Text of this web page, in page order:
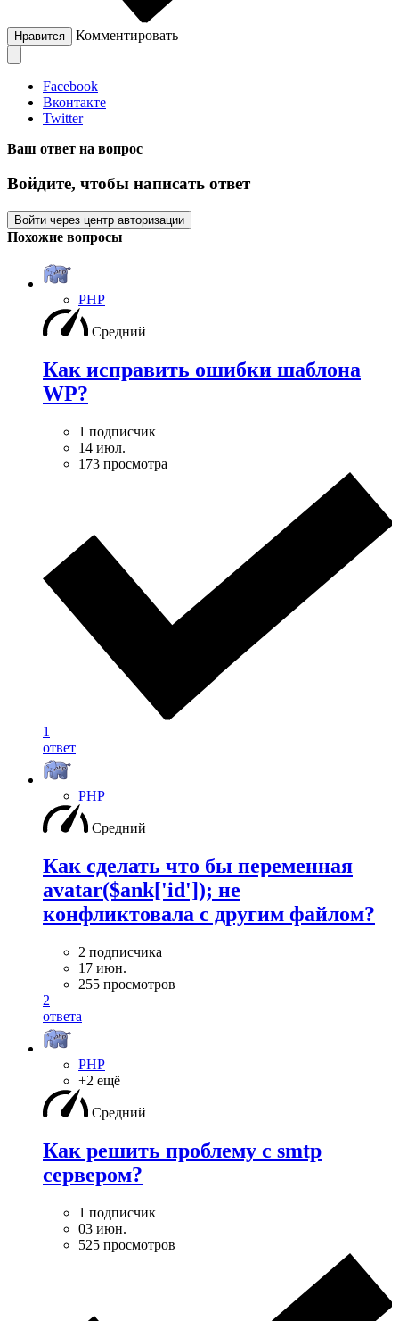
Нравится Комментировать
Facebook
Вконтакте
Twitter
Ваш ответ на вопрос
Войдите, чтобы написать ответ
Войти через центр авторизации
Похожие вопросы
PHP
Средний
Как исправить ошибки шаблона
WP?
1 подписчик
14 июл.
173 просмотра
1
ответ
PHP
Средний
Как сделать что бы переменная
avatar($ank['id']); не
конфликтовала с другим файлом?
2 подписчика
17 июн.
255 просмотров
2
ответа
PHP
+2 ещё
Средний
Как решить проблему с smtp
сервером?
1 подписчик
03 июн.
525 просмотров